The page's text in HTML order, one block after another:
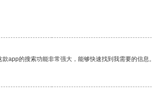
app的搜索功能非常强大，能够快速找到我需要的信息。